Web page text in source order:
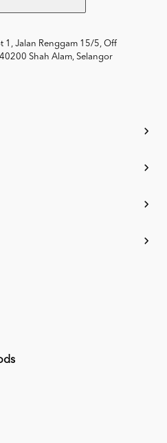
1, Jalan Renggam 15/5, Off
Shah Alam, Selangor